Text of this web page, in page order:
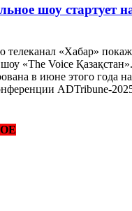
шоу стартует
телеканал «Хабар»
«The Voice
в июне этого года
ADTribune-